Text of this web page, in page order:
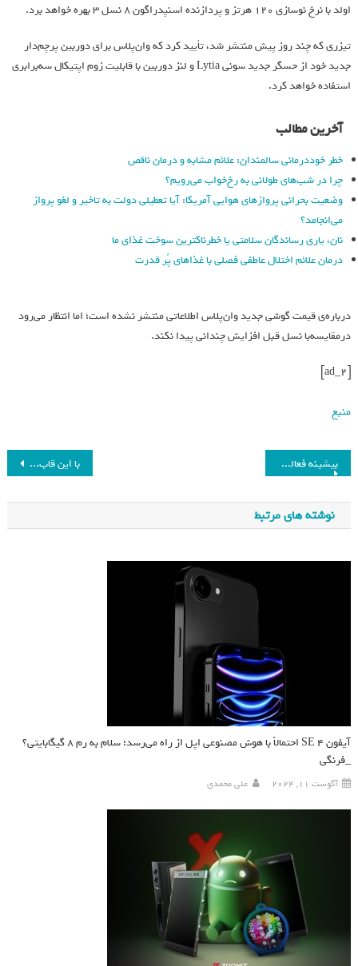
اولد با نرخ نوسازی ۱۲۰ هرتز و پردازنده اسنپدراگون ۸ نسل ۳ بهره خواهد برد.
تیزری که چند روز پیش منتشر شد، تأیید کرد که وان‌پلاس برای دوربین پرچم‌دار
جدید خود از حسگر جدید سونی Lytia و لنز دوربین با قابلیت زوم اپتیکال سه‌برابری
استفاده خواهد کرد.
آخرین مطالب
خطر خوددرمانی سالمندان: علائم مشابه و درمان ناقص
چرا در شب‌های طولانی به رخ‌خواب می‌رویم؟
وضعیت بحرانی پروازهای هوایی آمریکا: آیا تعطیلی دولت به تاخیر و لغو پرواز
می‌انجامد؟
نان، یاری رساندگان سلامتی یا خطرناکترین سوخت غذای ما
درمان علائم اختلال عاطفی فصلی با غذاهای پُر قدرت
درباره‌ی قیمت گوشی جدید وان‌پلاس اطلاعاتی منتشر نشده است؛ اما انتظار می‌رود
درمقایسه‌با نسل قبل افزایش چندانی پیدا نکند.
منبع
با این قاب، SSD را به خودرو فرمول یک تبدیل کنید! بیشینه فعالیت خورشید زودتر از انتظار درحال وقوع است
نوشته های مرتبط
آیفون SE 4 احتمالاً با هوش مصنوعی اپل از راه می‌رسد؛ سلام به رم ۸ گیگابایتی؟
_فرنگی
آگوست 11, 2024 علی محمدی